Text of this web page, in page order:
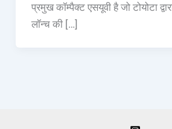
प्रमुख कॉम्पैक्ट एसयूवी है जो टोयोटा
लॉन्च की […]